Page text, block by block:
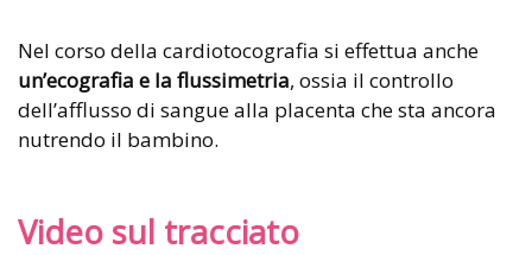
Nel corso della cardiotocografia si effettua anche
un’ecografia e la flussimetria, ossia il controllo
dell’afflusso di sangue alla placenta che sta ancora
nutrendo il bambino.
Video sul tracciato